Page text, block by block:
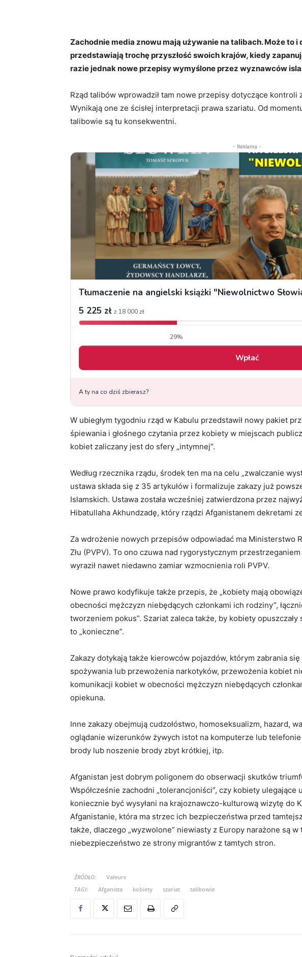
Zachodnie media znowu mają używanie na talibach. Może to
przedstawiają trochę przyszłość swoich krajów, kiedy
razie jednak nowe przepisy wymyślone przez wyznawców
Rząd talibów wprowadził tam nowe przepisy dotyczące kontroli
Wynikają one ze ścisłej interpretacji prawa szariatu. Od
talibowie są tu konsekwentni.
- Reklama -
W ubiegłym tygodniu rząd w Kabulu przedstawił nowy pakiet
śpiewania i głośnego czytania przez kobiety w miejscach
kobiet zaliczany jest do sfery „intymnej”.
Według rzecznika rządu, środek ten ma na celu „zwalczanie
ustawa składa się z 35 artykułów i formalizuje zakazy już
Islamskich. Ustawa została wcześniej zatwierdzona przez
Hibatullaha Akhundzadę, który rządzi Afganistanem dekretami
Za wdrożenie nowych przepisów odpowiadać ma Ministerstwo
Złu (PVPV). To ono czuwa nad rygorystycznym
wyraził nawet niedawno zamiar wzmocnienia roli PVPV.
Nowe prawo kodyfikuje także przepis, że „kobiety mają
obecności mężczyzn niebędących członkami ich rodziny”,
tworzeniem pokus”. Szariat zaleca także, by kobiety
to „konieczne”.
Zakazy dotykają także kierowców pojazdów, którym zabrania
spożywania lub przewożenia narkotyków, przewożenia kobiet
komunikacji kobiet w obecności mężczyzn niebędących
opiekuna.
Inne zakazy obejmują cudzołóstwo, homoseksualizm, hazard,
oglądanie wizerunków żywych istot na komputerze lub
brody lub noszenie brody zbyt krótkiej, itp.
Afganistan jest dobrym poligonem do obserwacji skutków
Współcześnie zachodni „tolerancjoniści”, czy kobiety ulegające
koniecznie być wysyłani na krajoznawczo-kulturową wizytę do
Afganistanie, która ma strzec ich bezpieczeństwa przed
także, dlaczego „wyzwolone” niewiasty z Europy narażone są
niebezpieczeństwo ze strony migrantów z tamtych stron.
ŹRÓDŁO:
Valeurs
TAGI:
Afganista kobiety szariat talibowie